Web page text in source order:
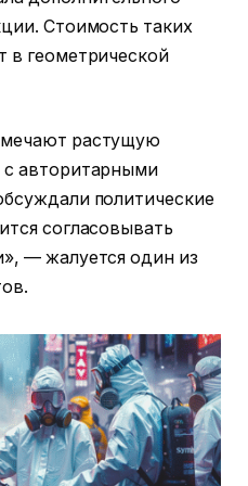
Стоимость таких
в геометрической
растущую
с авторитарными
политические
согласовывать
— жалуется один из